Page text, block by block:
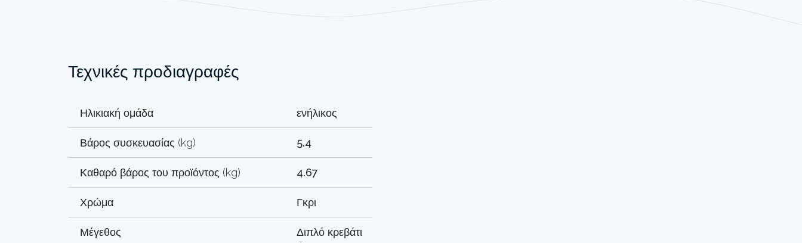
Τεχνικές προδιαγραφές
Ηλικιακή ομάδα ενήλικος
Βάρος συσκευασίας (kg) 5.4
Καθαρό βάρος του προϊόντος (kg) 4.67
Χρώμα Γκρι
Μέγεθος
Διπλό κρεβάτι